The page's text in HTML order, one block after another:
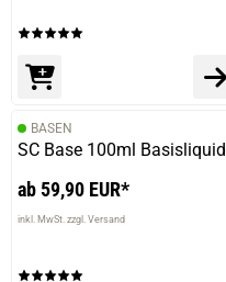
prev
BASEN
SC Base 100ml Basisliquid
ab 59,90 EUR*
inkl. MwSt. zzgl. Versand